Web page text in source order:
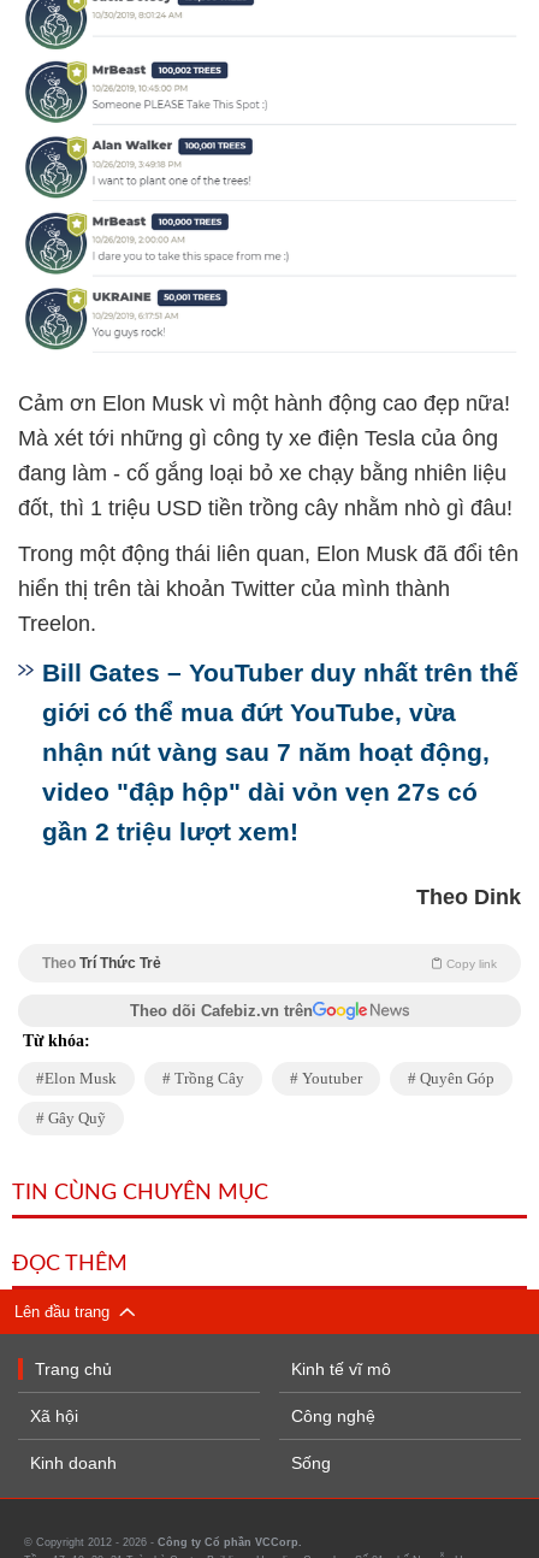
Cảm ơn Elon Musk vì một hành động cao đẹp nữa!
Mà xét tới những gì công ty xe điện Tesla của ông
đang làm - cố gắng loại bỏ xe chạy bằng nhiên liệu
đốt, thì 1 triệu USD tiền trồng cây nhằm nhò gì đâu!
Trong một động thái liên quan, Elon Musk đã đổi tên
hiển thị trên tài khoản Twitter của mình thành
Treelon.
Bill Gates – YouTuber duy nhất trên thế
giới có thể mua đứt YouTube, vừa
nhận nút vàng sau 7 năm hoạt động,
video "đập hộp" dài vỏn vẹn 27s có
gần 2 triệu lượt xem!
Theo Dink
Theo Trí Thức Trẻ Copy link
Theo dõi Cafebiz.vn trên
Từ khóa:
Elon Musk Trồng Cây Youtuber Quyên Góp
Gây Quỹ
TIN CÙNG CHUYÊN MỤC
ĐỌC THÊM
Lên đầu trang
Trang chủ
Xã hội
Kinh doanh
Kinh tế vĩ mô
Công nghệ
Sống
© Copyright 2012 - 2026 - Công ty Cổ phần VCCorp.